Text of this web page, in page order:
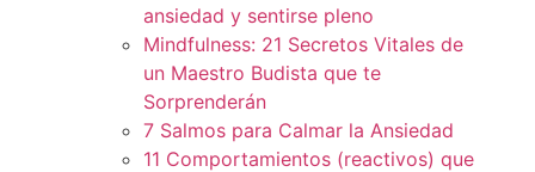
ansiedad y sentirse pleno
Mindfulness: 21 Secretos Vitales de
un Maestro Budista que te
Sorprenderán
7 Salmos para Calmar la Ansiedad
11 Comportamientos (reactivos) que